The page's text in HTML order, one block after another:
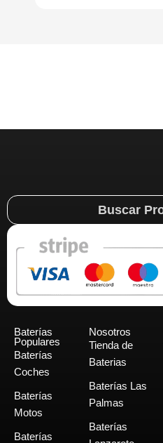
Search
...
Baterías
Populares
Baterías
Coches
Baterías
Motos
Baterías
Nosotros
Tienda de
Baterias
Baterías Las
Palmas
Baterías